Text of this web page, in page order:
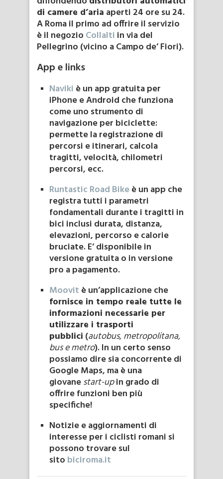
di camere d’aria aperti 24 ore su 24.
A Roma il primo ad offrire il servizio
è il negozio Collalti in via del
Pellegrino (vicino a Campo de’ Fiori).
App e links
Naviki è un app gratuita per
iPhone e Android che funziona
come uno strumento di
navigazione per biciclette:
permette la registrazione di
percorsi e itinerari, calcola
tragitti, velocità, chilometri
percorsi, ecc.
Runtastic Road Bikeè un app che
registra tutti i parametri
fondamentali durante i tragitti in
bici inclusi durata, distanza,
elevazioni, percorso e calorie
bruciate. E’ disponibile in
versione gratuita o in versione
pro a pagamento.
Moovit è un’applicazione che
fornisce in tempo reale tutte le
informazioni necessarie per
utilizzare i trasporti
pubblici (autobus, metropolitana,
bus e metro). In un certo senso
possiamo dire sia concorrente di
Google Maps, ma è una
giovanestart-upin grado di
offrire funzioni ben più
specifiche!
Notizie e aggiornamenti di
interesse per i ciclisti romani si
possono trovare sul
sito biciroma.it